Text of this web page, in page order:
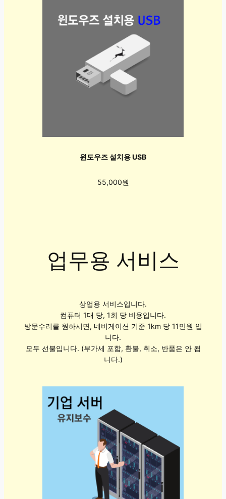
윈도우즈 설치용 USB
55,000원
업무용 서비스
상업용 서비스입니다.
컴퓨터 1대 당, 1회 당 비용입니다.
방문수리를 원하시면, 네비게이션 기준 1km 당 11만원 입
니다.
모두 선불입니다. (부가세 포함, 환불, 취소, 반품은 안 됩
니다.)